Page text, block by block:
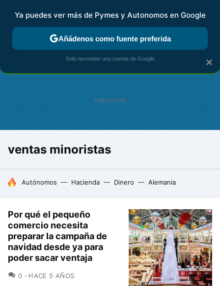
FISCALIDAD Y CONTABILIDAD KIT DIGITAL RENTA
ventas minoristas
HOY SE HABLA DE
Autónomos Hacienda Dinero Alemania
Por qué el pequeño
comercio necesita
preparar la campaña de
navidad desde ya para
poder sacar ventaja
0 COMENTARIOS
HACE 5 AÑOS
×
Ya puedes ver más de Pymes y Autonomos en Google
Añádenos como fuente preferida
Solo necesitas una cuenta de Google